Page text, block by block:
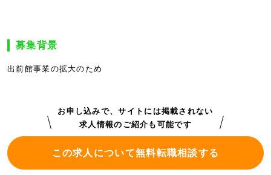
募集背景
出前館事業の拡大のため
お申し込みで、サイトには掲載されない
求人情報のご紹介も可能です
この求人について無料転職相談する